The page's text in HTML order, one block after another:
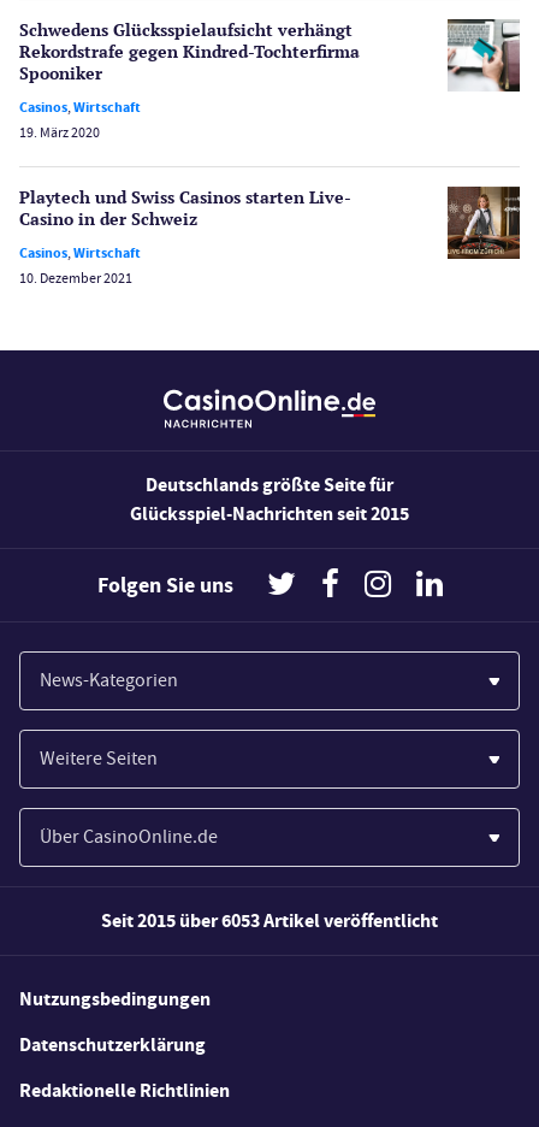
Spielerschutz
Sport
Wetten
Wirtschaft
Casino Testberichte
Slot Freispiele
Schwedens Glücksspielaufsicht verhängt
Rekordstrafe gegen Kindred-Tochterfirma
Spooniker
Casinos,Wirtschaft
19. März 2020
Playtech und Swiss Casinos starten Live-
Casino in der Schweiz
Casinos,Wirtschaft
10. Dezember 2021
Deutschlands größte Seite für
Glücksspiel-Nachrichten seit 2015
Folgen Sie uns
News-Kategorien
Casinos
Wirtschaft
Spiele
Weitere Seiten
Paypal Casinos
Novoline Casinos
Merkur Casinos
Casino Testberichte
Casino Bonus Angebote
Kostenlose Spiele
Über CasinoOnline.de
Wie wir bewerten
FAQs
Seit 2015 über 6053 Artikel veröffentlicht
Nutzungsbedingungen
Datenschutzerklärung
Redaktionelle Richtlinien